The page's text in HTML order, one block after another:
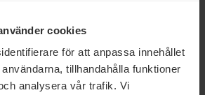
cookies
för att anpassa innehållet
tillhandahålla funktioner
analysera vår trafik. Vi